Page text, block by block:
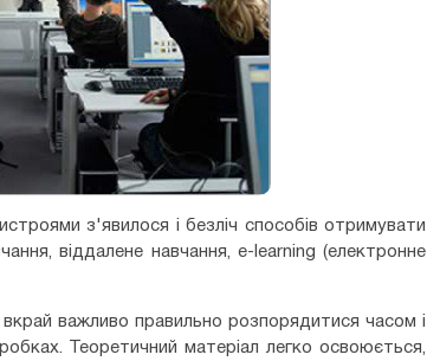
з'явилося і безліч способів отримувати
віддалене навчання, e-learning (електронне
важливо правильно розпорядитися часом і
Теоретичний матеріал легко освоюється,